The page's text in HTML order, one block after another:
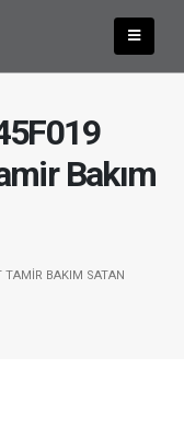
Bakım
TAMIR BAKIM SATAN